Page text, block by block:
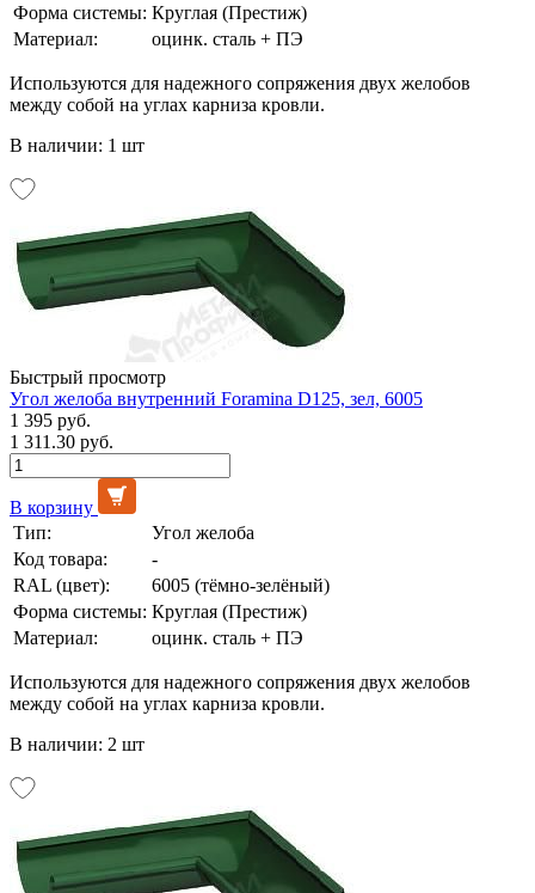
Форма системы: Круглая (Престиж)
Материал:
оцинк. сталь + ПЭ
Используются для надежного сопряжения двух желобов
между собой на углах карниза кровли.
В наличии: 1 шт
Быстрый просмотр
Угол желоба внутренний Foramina D125, зел, 6005
1 395 руб.
1 311.30 руб.
В корзину
Тип:
Угол желоба
Код товара:
-
RAL (цвет):
6005 (тёмно-зелёный)
Форма системы: Круглая (Престиж)
Материал:
оцинк. сталь + ПЭ
Используются для надежного сопряжения двух желобов
между собой на углах карниза кровли.
В наличии: 2 шт